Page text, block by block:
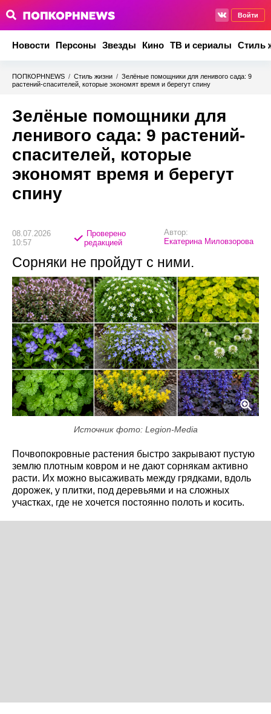
Войти
Новости Персоны Звезды Кино ТВ и сериалы Стиль
ПОПКОРНNEWS / Стиль жизни / Зелёные помощники для ленивого сада: 9
растений-спасителей, которые экономят время и берегут спину
Зелёные помощники для
ленивого сада: 9 растений-
спасителей, которые
экономят время и берегут
спину
08.07.2026
10:57
Проверено
редакцией
Автор:
Екатерина Миловзорова
Сорняки не пройдут с ними.
Источник фото: Legion-Media
Почвопокровные растения быстро закрывают пустую
землю плотным ковром и не дают сорнякам активно
расти. Их можно высаживать между грядками, вдоль
дорожек, у плитки, под деревьями и на сложных
участках, где не хочется постоянно полоть и косить.